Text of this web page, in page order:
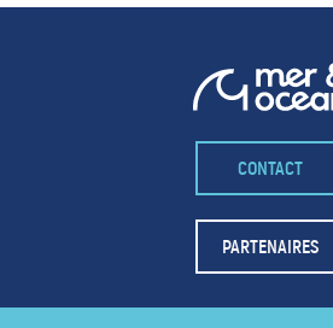
POUR LIKER
TA MER
J'AIME
CONTACT
PARTENAIRES